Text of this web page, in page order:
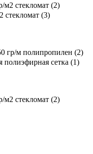
м2 стекломат (2)
стекломат (3)
гр/м полипропилен (2)
полиэфирная сетка (1)
м2 стекломат (2)